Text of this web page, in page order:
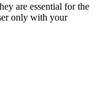
are essential for the
only with your